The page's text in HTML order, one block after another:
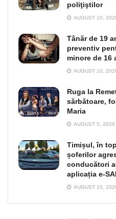
poliţiştilor
AUGUST 10,
Tânăr de 19
preventiv
minore de 16
AUGUST 10,
Ruga la
sărbătoare,
Maria
AUGUST 5, 2026
Timișul, în
șoferilor
conducători
aplicația e-
AUGUST 10,